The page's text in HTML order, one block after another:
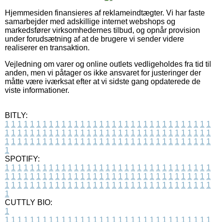
Hjemmesiden finansieres af reklameindtægter. Vi har faste
samarbejder med adskillige internet webshops og
markedsfører virksomhedernes tilbud, og opnår provision
under forudsætning af at de brugere vi sender videre
realiserer en transaktion.
Vejledning om varer og online outlets vedligeholdes fra tid til
anden, men vi påtager os ikke ansvaret for justeringer der
måtte være iværksat efter at vi sidste gang opdaterede de
viste informationer.
BITLY:
1 1 1 1 1 1 1 1 1 1 1 1 1 1 1 1 1 1 1 1 1 1 1 1 1 1 1 1 1 1 1 1 1
1 1 1 1 1 1 1 1 1 1 1 1 1 1 1 1 1 1 1 1 1 1 1 1 1 1 1 1 1 1 1 1 1
1 1 1 1 1 1 1 1 1 1 1 1 1 1 1 1 1 1 1 1 1 1 1 1 1 1 1 1 1 1 1 1 1
1
SPOTIFY:
1 1 1 1 1 1 1 1 1 1 1 1 1 1 1 1 1 1 1 1 1 1 1 1 1 1 1 1 1 1 1 1 1
1 1 1 1 1 1 1 1 1 1 1 1 1 1 1 1 1 1 1 1 1 1 1 1 1 1 1 1 1 1 1 1 1
1 1 1 1 1 1 1 1 1 1 1 1 1 1 1 1 1 1 1 1 1 1 1 1 1 1 1 1 1 1 1 1 1
1
CUTTLY BIO:
1
1 1 1 1 1 1 1 1 1 1 1 1 1 1 1 1 1 1 1 1 1 1 1 1 1 1 1 1 1 1 1 1 1